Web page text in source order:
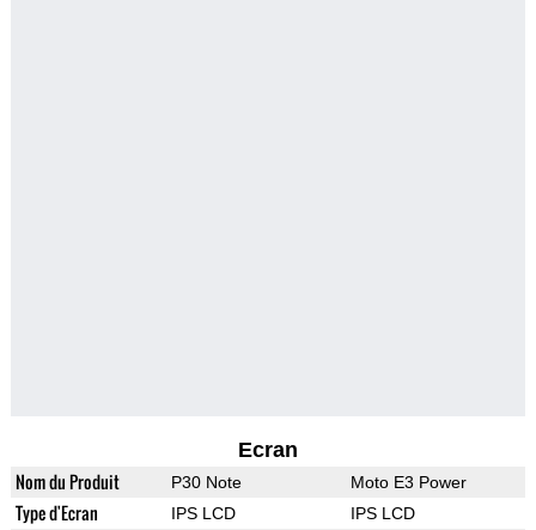
Ecran
Nom du Produit P30 Note Moto E3 Power
Type d'Ecran IPS LCD IPS LCD